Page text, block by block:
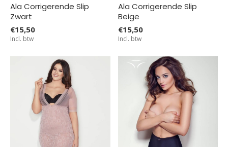
Ala Corrigerende Slip
Zwart
€15,50
Incl. btw
Ala Corrigerende Slip
Beige
€15,50
Incl. btw